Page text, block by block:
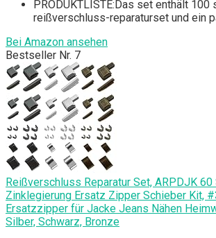
PRODUKTLISTE:Das set enthält 100
reißverschluss-reparaturset und ein
Bei Amazon ansehen
Bestseller Nr. 7
Reißverschluss Reparatur Set, ARPDJK 60
Zinklegierung Ersatz Zipper Schieber Kit,
Ersatzzipper für Jacke Jeans Nähen
Silber, Schwarz, Bronze